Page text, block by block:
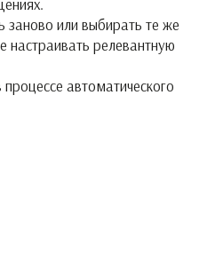
или выбирать те же
релевантную
автоматического